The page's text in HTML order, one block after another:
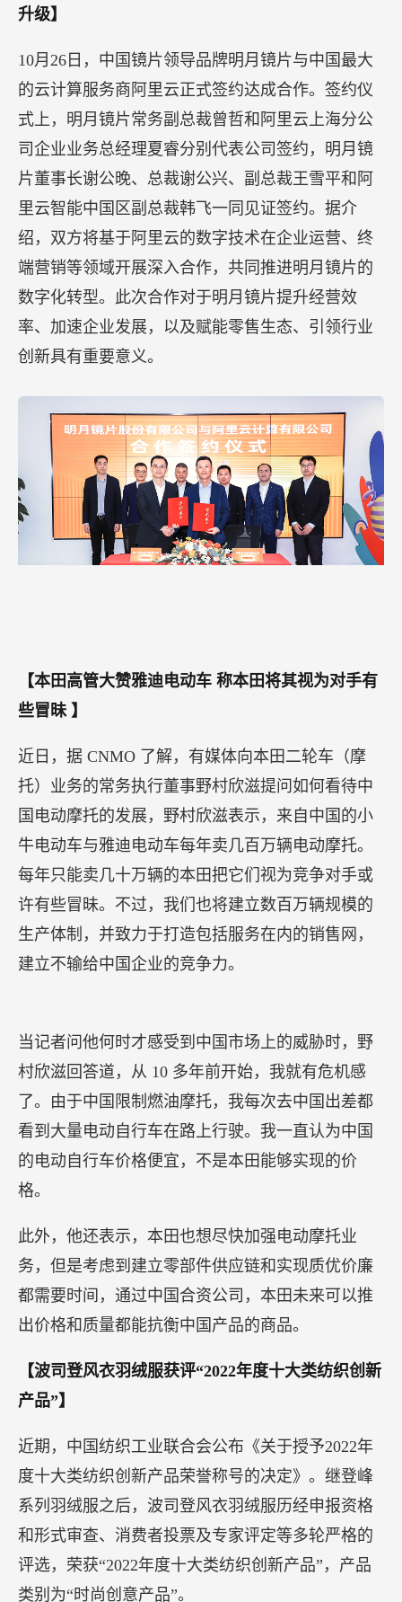
升级】
10月26日，中国镜片领导品牌明月镜片与中国最大
的云计算服务商阿里云正式签约达成合作。签约仪
式上，明月镜片常务副总裁曾哲和阿里云上海分公
司企业业务总经理夏睿分别代表公司签约，明月镜
片董事长谢公晚、总裁谢公兴、副总裁王雪平和阿
里云智能中国区副总裁韩飞一同见证签约。据介
绍，双方将基于阿里云的数字技术在企业运营、终
端营销等领域开展深入合作，共同推进明月镜片的
数字化转型。此次合作对于明月镜片提升经营效
率、加速企业发展，以及赋能零售生态、引领行业
创新具有重要意义。
【本田高管大赞雅迪电动车 称本田将其视为对手有
些冒昧 】
近日，据 CNMO 了解，有媒体向本田二轮车（摩
托）业务的常务执行董事野村欣滋提问如何看待中
国电动摩托的发展，野村欣滋表示，来自中国的小
牛电动车与雅迪电动车每年卖几百万辆电动摩托。
每年只能卖几十万辆的本田把它们视为竞争对手或
许有些冒昧。不过，我们也将建立数百万辆规模的
生产体制，并致力于打造包括服务在内的销售网，
建立不输给中国企业的竞争力。
当记者问他何时才感受到中国市场上的威胁时，野
村欣滋回答道，从 10 多年前开始，我就有危机感
了。由于中国限制燃油摩托，我每次去中国出差都
看到大量电动自行车在路上行驶。我一直认为中国
的电动自行车价格便宜，不是本田能够实现的价
格。
此外，他还表示，本田也想尽快加强电动摩托业
务，但是考虑到建立零部件供应链和实现质优价廉
都需要时间，通过中国合资公司，本田未来可以推
出价格和质量都能抗衡中国产品的商品。
【波司登风衣羽绒服获评“2022年度十大类纺织创新
产品”】
近期，中国纺织工业联合会公布《关于授予2022年
度十大类纺织创新产品荣誉称号的决定》。继登峰
系列羽绒服之后，波司登风衣羽绒服历经申报资格
和形式审查、消费者投票及专家评定等多轮严格的
评选，荣获“2022年度十大类纺织创新产品”，产品
类别为“时尚创意产品”。